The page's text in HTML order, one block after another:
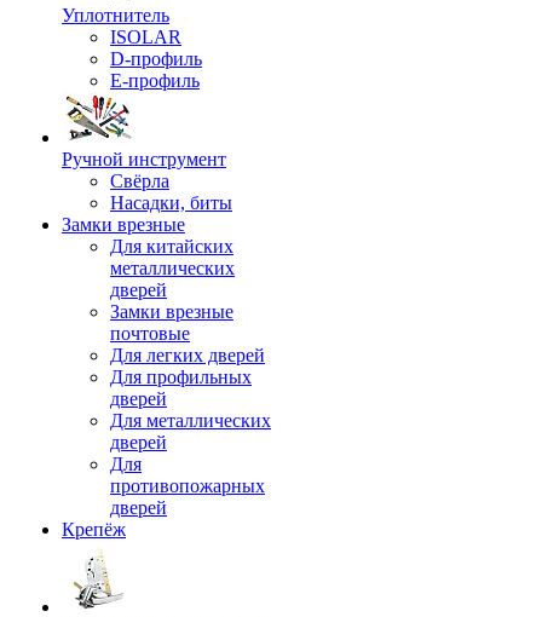
Уплотнитель
ISOLAR
D-профиль
Е-профиль
Ручной инструмент
Свёрла
Насадки, биты
Замки врезные
Для китайских
металлических
дверей
Замки врезные
почтовые
Для легких дверей
Для профильных
дверей
Для металлических
дверей
Для
противопожарных
дверей
Крепёж